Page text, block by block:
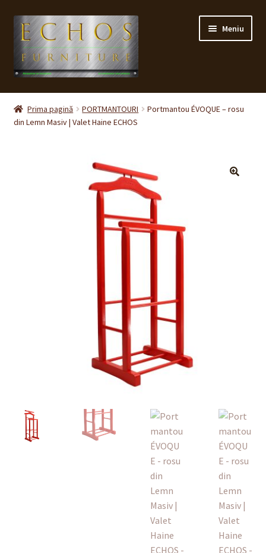
Sari
navigare
Sari
conținut
Meniu
Prima pagină
CONTACT
Politică de Confidențialitate cu privire la prelucrarea
Politica de cookie-uri
Prima pagină PORTMANTOURI
Portmantou ÉVOQUE – rosu
din Lemn Masiv | Valet Haine ECHOS